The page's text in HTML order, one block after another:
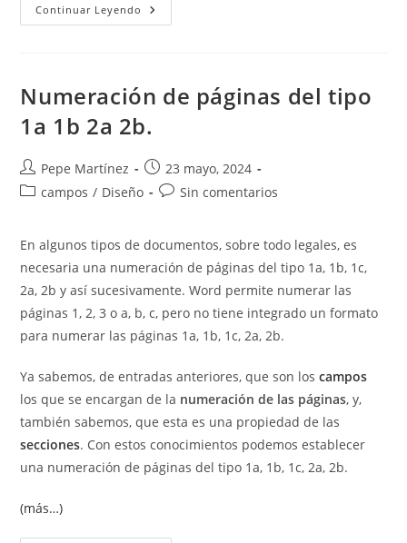
Continuar Leyendo Descarga
Gratis
Numeración de páginas del tipo
1a 1b 2a 2b.
Autor
de
Pepe Martínez
Publicación
de
23 mayo, 2024
Categoría
entrada:
campos / Diseño
Comentarios
entrada:
Sin comentarios
En algunos tipos de documentos, sobre todo legales, es
necesaria una numeración de páginas del tipo 1a, 1b, 1c,
2a, 2b y así sucesivamente. Word permite numerar las
páginas 1, 2, 3 o a, b, c, pero no tiene integrado un formato
para numerar las páginas 1a, 1b, 1c, 2a, 2b.
Ya sabemos, de entradas anteriores, que son loscampos
los que se encargan de la numeración de las páginas, y,
también sabemos, que esta es una propiedad de las
secciones. Con estos conocimientos podemos establecer
una numeración de páginas del tipo 1a, 1b, 1c, 2a, 2b.
(más…)